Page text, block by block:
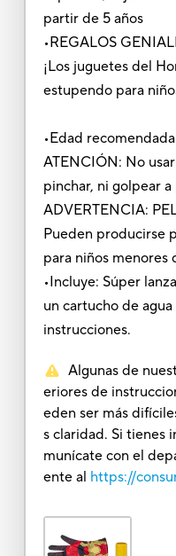
partir de 5 años
•REGALOS
¡Los juguetes del
estupendo para
•Edad
ATENCIÓN: No
pinchar, ni golpear a
ADVERTENCIA:
Pueden producirse
para niños menores
•Incluye: Súper
un cartucho de
instrucciones.
Algunas de
eriores de
eden ser más
s claridad. Si tienes
munícate con el
ente al https://